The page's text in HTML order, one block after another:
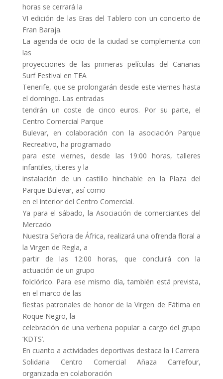
horas se cerrará la
VI edición de las Eras del Tablero con un concierto de
Fran Baraja.
La agenda de ocio de la ciudad se complementa con
las
proyecciones de las primeras películas del Canarias
Surf Festival en TEA
Tenerife, que se prolongarán desde este viernes hasta
el domingo. Las entradas
tendrán un coste de cinco euros. Por su parte, el
Centro Comercial Parque
Bulevar, en colaboración con la asociación Parque
Recreativo, ha programado
para este viernes, desde las 19:00 horas, talleres
infantiles, títeres y la
instalación de un castillo hinchable en la Plaza del
Parque Bulevar, así como
en el interior del Centro Comercial.
Ya para el sábado, la Asociación de comerciantes del
Mercado
Nuestra Señora de África, realizará una ofrenda floral a
la Virgen de Regla, a
partir de las 12:00 horas, que concluirá con la
actuación de un grupo
folclórico. Para ese mismo día, también está prevista,
en el marco de las
fiestas patronales de honor de la Virgen de Fátima en
Roque Negro, la
celebración de una verbena popular a cargo del grupo
‘KDTS’.
En cuanto a actividades deportivas destaca la I Carrera
Solidaria Centro Comercial Añaza Carrefour,
organizada en colaboración